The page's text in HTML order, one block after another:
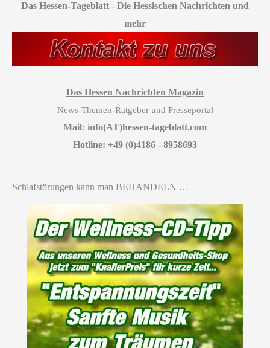
Das Hessen-Tageblatt - Die Hessischen Nachrichten und
mehr
Das Hessen Nachrichten Magazin
News-Themen-Ratgeber und Presseportal
Mail: info(AT)hessen-tageblatt.com
Hotline: +49 (0)4186 - 8958693
Schlafstörungen kann man BEHANDELN …